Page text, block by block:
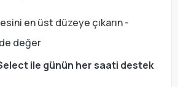
en üst düzeye çıkarın -
değer
ile günün her saati destek